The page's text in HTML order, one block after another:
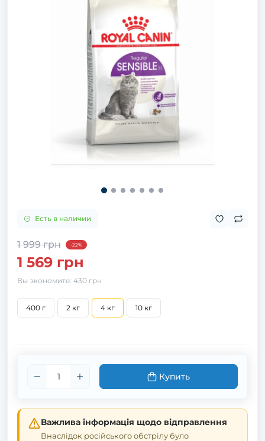
Есть в наличии
1 999 грн -22%
1 569 грн
Вы экономите: 430 грн
400 г 2 кг 4 кг 10 кг
Купить
Важлива інформація щодо відправлення
Внаслідок російського обстрілу було